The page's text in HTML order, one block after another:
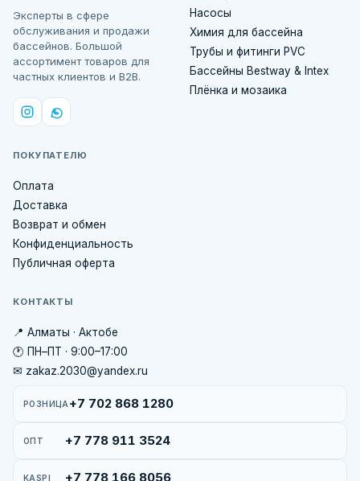
Эксперты в сфере
обслуживания и продажи
бассейнов. Большой
ассортимент товаров для
частных клиентов и B2B.
Насосы
Химия для бассейна
Трубы и фитинги PVC
Бассейны Bestway & Intex
Плёнка и мозаика
ПОКУПАТЕЛЮ
Оплата
Доставка
Возврат и обмен
Конфиденциальность
Публичная оферта
КОНТАКТЫ
📍 Алматы · Актобе
🕐 ПН–ПТ · 9:00–17:00
✉ zakaz.2030@yandex.ru
РОЗНИЦА +7 702 868 1280
ОПТ +7 778 911 3524
KASPI +7 778 166 8056